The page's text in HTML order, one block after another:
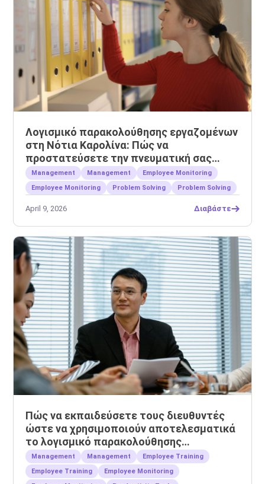
Λογισμικό παρακολούθησης εργαζομένων
στη Νότια Καρολίνα: Πώς να
προστατεύσετε την πνευματική σας
ιδιοκτησία
Management Management
Employee Monitoring
Employee Monitoring
Problem Solving Problem Solving
April 9, 2026 Διαβάστε
Πώς να εκπαιδεύσετε τους διευθυντές
ώστε να χρησιμοποιούν αποτελεσματικά
το λογισμικό παρακολούθησης
εργαζομένων
Management Management
Employee Training
Employee Training
Employee Monitoring